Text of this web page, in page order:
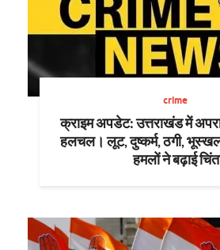
crime
क्राइम अपडेट: उत्तराखंड में
हलचल। लूट, दुष्कर्म, ठगी,
हमलों ने बढ़ाई